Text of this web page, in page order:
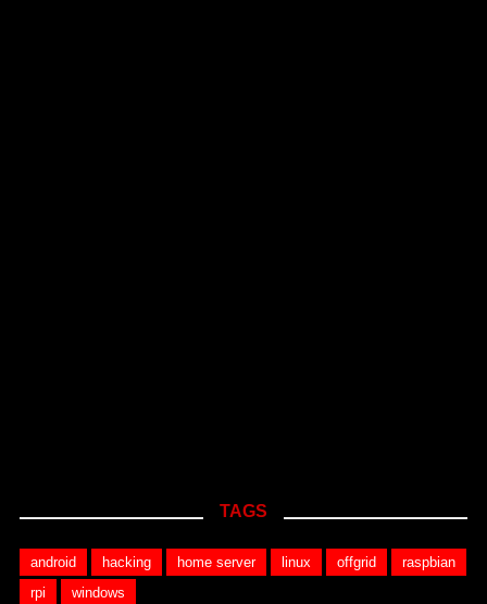
TAGS
android hacking home server linux offgrid
raspbian
rpi
windows